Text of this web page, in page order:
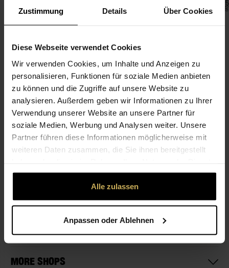
Zustimmung Details Über Cookies
Diese Webseite verwendet Cookies
Wir verwenden Cookies, um Inhalte und Anzeigen zu
personalisieren, Funktionen für soziale Medien anbieten
zu können und die Zugriffe auf unsere Website zu
analysieren. Außerdem geben wir Informationen zu Ihrer
Verwendung unserer Website an unsere Partner für
soziale Medien, Werbung und Analysen weiter. Unsere
Partner führen diese Informationen möglicherweise mit
weiteren Daten zusammen, die Sie ihnen bereitgestellt
gesammelt haben.
Alle zulassen
Anpassen oder Ablehnen
CONTACT
Blumen Koch
Koch Steffen, Blumen Koch
Nordring 18
67227 Frankenthal
06233-630 72
steffenkoch@blumenkoch.de
SERVICES
MORE SHOPS